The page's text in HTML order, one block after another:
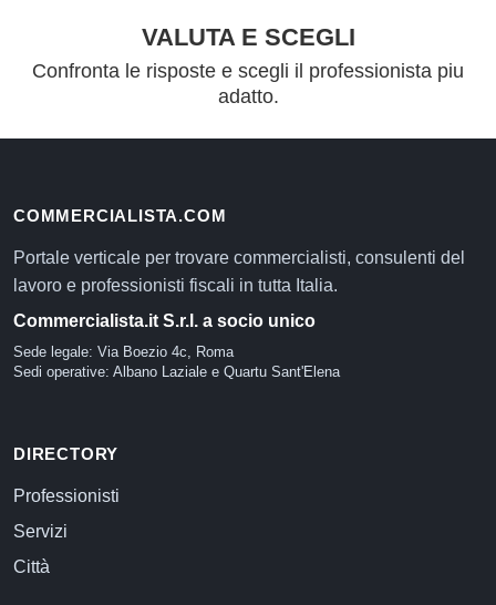
VALUTA E SCEGLI
Confronta le risposte e scegli il professionista piu
adatto.
COMMERCIALISTA.COM
Portale verticale per trovare commercialisti, consulenti del
lavoro e professionisti fiscali in tutta Italia.
Commercialista.it S.r.l. a socio unico
Sede legale: Via Boezio 4c, Roma
Sedi operative: Albano Laziale e Quartu Sant'Elena
DIRECTORY
Professionisti
Servizi
Città